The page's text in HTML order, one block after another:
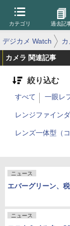
カテゴリ 過去記
デジカメ Watch カ
カメラ 関連記事
絞り込む
すべて 一眼レ
レンジファイン
レンズ一体型（
ニュース
エバーグリーン、
ニュース